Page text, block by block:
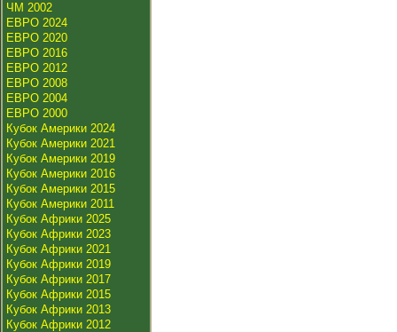
ЧМ 2002
ЕВРО 2024
ЕВРО 2020
ЕВРО 2016
ЕВРО 2012
ЕВРО 2008
ЕВРО 2004
ЕВРО 2000
Кубок Америки 2024
Кубок Америки 2021
Кубок Америки 2019
Кубок Америки 2016
Кубок Америки 2015
Кубок Америки 2011
Кубок Африки 2025
Кубок Африки 2023
Кубок Африки 2021
Кубок Африки 2019
Кубок Африки 2017
Кубок Африки 2015
Кубок Африки 2013
Кубок Африки 2012